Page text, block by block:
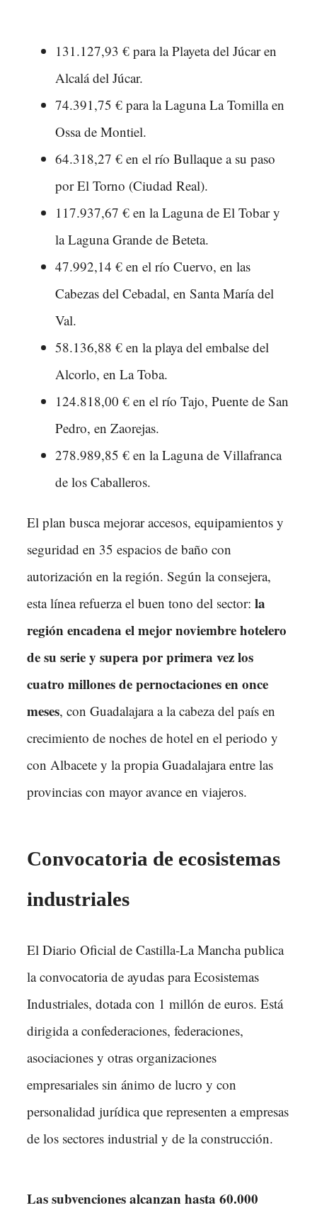
131.127,93 € para la Playeta del Júcar en
Alcalá del Júcar.
74.391,75 € para la Laguna La Tomilla en
Ossa de Montiel.
64.318,27 € en el río Bullaque a su paso
por El Torno (Ciudad Real).
117.937,67 € en la Laguna de El Tobar y
la Laguna Grande de Beteta.
47.992,14 € en el río Cuervo, en las
Cabezas del Cebadal, en Santa María del
Val.
58.136,88 € en la playa del embalse del
Alcorlo, en La Toba.
124.818,00 € en el río Tajo, Puente de San
Pedro, en Zaorejas.
278.989,85 € en la Laguna de Villafranca
de los Caballeros.
El plan busca mejorar accesos, equipamientos y
seguridad en 35 espacios de baño con
autorización en la región. Según la consejera,
esta línea refuerza el buen tono del sector: la
región encadena el mejor noviembre hotelero
de su serie y supera por primera vez los
cuatro millones de pernoctaciones en once
meses, con Guadalajara a la cabeza del país en
crecimiento de noches de hotel en el periodo y
con Albacete y la propia Guadalajara entre las
provincias con mayor avance en viajeros.
Convocatoria de ecosistemas
industriales
El Diario Oficial de Castilla-La Mancha publica
la convocatoria de ayudas para Ecosistemas
Industriales, dotada con 1 millón de euros. Está
dirigida a confederaciones, federaciones,
asociaciones y otras organizaciones
empresariales sin ánimo de lucro y con
personalidad jurídica que representen a empresas
de los sectores industrial y de la construcción.
Las subvenciones alcanzan hasta 60.000